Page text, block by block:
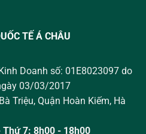
TẾ Á CHÂU
Doanh số: 01E8023097 do
03/03/2017
Triệu, Quận Hoàn Kiếm, Hà
Thứ 7: 8h00 - 18h00